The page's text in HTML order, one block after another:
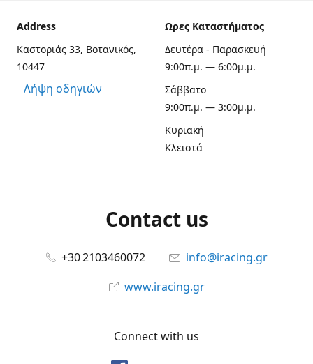
Address
Καστοριάς 33, Βοτανικός,
10447
Λήψη οδηγιών
Ωρες Καταστήματος
Δευτέρα - Παρασκευή
9:00π.μ. — 6:00μ.μ.
Σάββατο
9:00π.μ. — 3:00μ.μ.
Κυριακή
Κλειστά
Contact us
+30 2103460072
info@iracing.gr
www.iracing.gr
Connect with us